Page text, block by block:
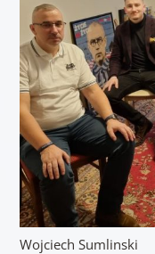
Wojciech Sumlinski